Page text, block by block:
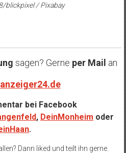
blickpixel / Pixabay
sagen? Gerne per Mail an
bei Facebook
, DeinMonheim oder
.
Dann liked und teilt ihn gerne.